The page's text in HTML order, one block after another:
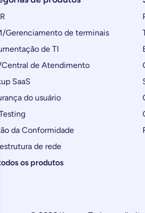
Gerenciamento de terminais
de TI
Central de Atendimento
SaaS
do usuário
Testing
da Conformidade
de rede
todos os produtos